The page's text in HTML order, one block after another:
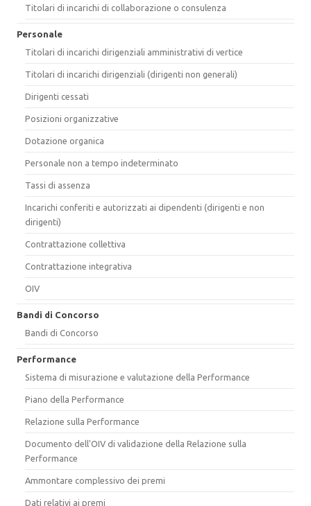
Titolari di incarichi di collaborazione o consulenza
Personale
Titolari di incarichi dirigenziali amministrativi di vertice
Titolari di incarichi dirigenziali (dirigenti non generali)
Dirigenti cessati
Posizioni organizzative
Dotazione organica
Personale non a tempo indeterminato
Tassi di assenza
Incarichi conferiti e autorizzati ai dipendenti (dirigenti e non
dirigenti)
Contrattazione collettiva
Contrattazione integrativa
OIV
Bandi di Concorso
Bandi di Concorso
Performance
Sistema di misurazione e valutazione della Performance
Piano della Performance
Relazione sulla Performance
Documento dell'OIV di validazione della Relazione sulla
Performance
Ammontare complessivo dei premi
Dati relativi ai premi